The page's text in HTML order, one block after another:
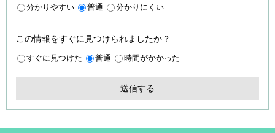
分かりやすい 普通 分かりにくい
この情報をすぐに見つけられましたか？
すぐに見つけた 普通 時間がかかった